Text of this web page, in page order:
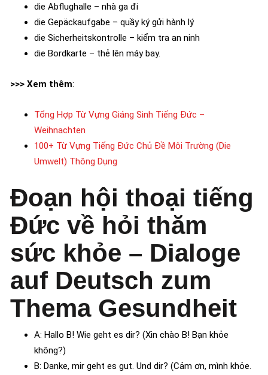
die Abflughalle – nhà ga đi
die Gepäckaufgabe – quầy ký gửi hành lý
die Sicherheitskontrolle – kiểm tra an ninh
die Bordkarte – thẻ lên máy bay.
>>> Xem thêm:
Tổng Hợp Từ Vựng Giáng Sinh Tiếng Đức –
Weihnachten
100+ Từ Vựng Tiếng Đức Chủ Đề Môi Trường (Die
Umwelt) Thông Dụng
Đoạn hội thoại tiếng
Đức về hỏi thăm
sức khỏe – Dialoge
auf Deutsch zum
Thema Gesundheit
A: Hallo B! Wie geht es dir? (Xin chào B! Bạn khỏe
không?)
B: Danke, mir geht es gut. Und dir? (Cảm ơn, mình khỏe.